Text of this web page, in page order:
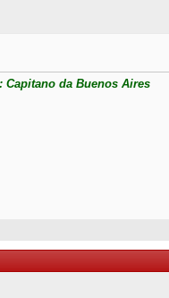
Capitano da Buenos Aires